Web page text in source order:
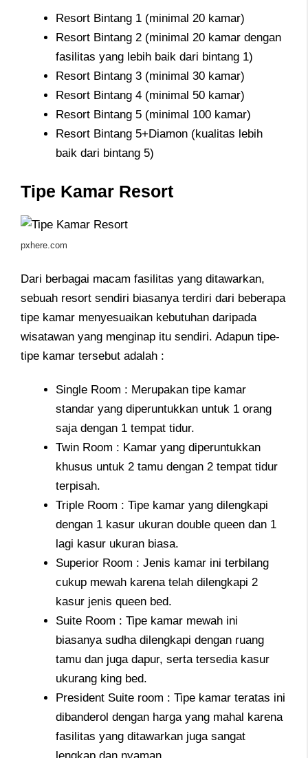
Resort Bintang 1 (minimal 20 kamar)
Resort Bintang 2 (minimal 20 kamar dengan
fasilitas yang lebih baik dari bintang 1)
Resort Bintang 3 (minimal 30 kamar)
Resort Bintang 4 (minimal 50 kamar)
Resort Bintang 5 (minimal 100 kamar)
Resort Bintang 5+Diamon (kualitas lebih
baik dari bintang 5)
Tipe Kamar Resort
pxhere.com
Dari berbagai macam fasilitas yang ditawarkan,
sebuah resort sendiri biasanya terdiri dari beberapa
tipe kamar menyesuaikan kebutuhan daripada
wisatawan yang menginap itu sendiri. Adapun tipe-
tipe kamar tersebut adalah :
Single Room : Merupakan tipe kamar
standar yang diperuntukkan untuk 1 orang
saja dengan 1 tempat tidur.
Twin Room : Kamar yang diperuntukkan
khusus untuk 2 tamu dengan 2 tempat tidur
terpisah.
Triple Room : Tipe kamar yang dilengkapi
dengan 1 kasur ukuran double queen dan 1
lagi kasur ukuran biasa.
Superior Room : Jenis kamar ini terbilang
cukup mewah karena telah dilengkapi 2
kasur jenis queen bed.
Suite Room : Tipe kamar mewah ini
biasanya sudha dilengkapi dengan ruang
tamu dan juga dapur, serta tersedia kasur
ukurang king bed.
President Suite room : Tipe kamar teratas ini
dibanderol dengan harga yang mahal karena
fasilitas yang ditawarkan juga sangat